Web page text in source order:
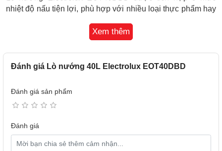
nhiệt độ nấu tiện lợi, phù hợp với nhiều loại thực phẩm hay
mọi món nướng một cách nhanh chóng và dễ dàng.
Xem thêm
Đánh giá Lò nướng 40L Electrolux EOT40DBD
Đánh giá sản phẩm
Đánh giá